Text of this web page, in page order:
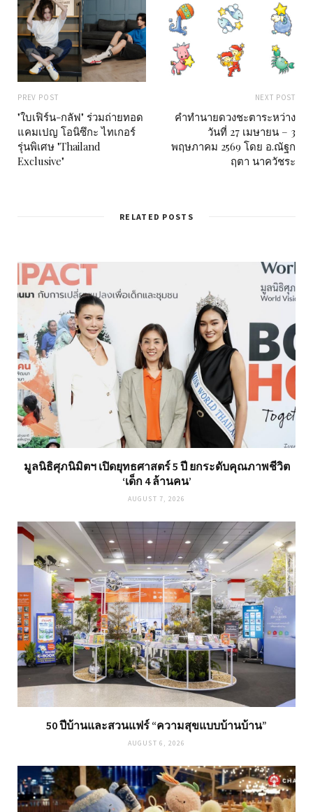
PREV POST
"ใบเฟิร์น-กลัฟ" ร่วมถ่ายทอด
แคมเปญ โอนิซึกะ ไทเกอร์
รุ่นพิเศษ "Thailand
Exclusive"
NEXT POST
คำทำนายดวงชะตาระหว่าง
วันที่ 27 เมษายน – 3
พฤษภาคม 2569 โดย อ.ณัฐก
ฤตา นาควัชระ
RELATED POSTS
มูลนิธิศุภนิมิตฯ เปิดยุทธศาสตร์ 5 ปี ยกระดับคุณภาพชีวิต
‘เด็ก 4 ล้านคน’
AUGUST 7, 2026
50 ปีบ้านและสวนแฟร์ “ความสุขแบบบ้านบ้าน”
AUGUST 6, 2026